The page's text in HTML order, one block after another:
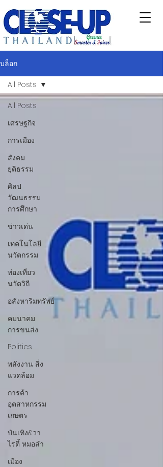
บล็อก
All Posts
เศรษฐกิจ
การเมือง
สังคม
ยุติธรรม
ศิลป
วัฒนธรรม
การศึกษา
ข่าวเด่น
เทคโนโลยี
นวัตกรรม
ท่องเที่ยว
นวัตวิถี
อสังหาริมทรัพย์
คมนาคม
การขนส่ง
Politics
พลังงาน สิ่ง
แวดล้อม
การค้า
อุตสาหกรรม
เกษตร
บันเทิง&วา
ไรตี้ หมอลำ
เมือง
All Posts